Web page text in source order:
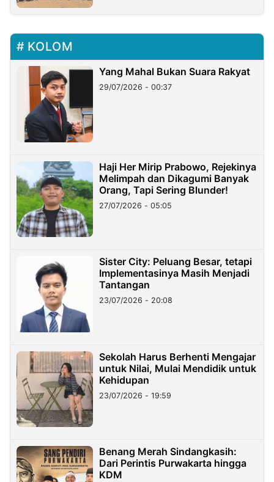
KOLOM
Yang Mahal Bukan Suara Rakyat
29/07/2026 - 00:37
Haji Her Mirip Prabowo, Rejekinya
Melimpah dan Dikagumi Banyak
Orang, Tapi Sering Blunder!
27/07/2026 - 05:05
Sister City: Peluang Besar, tetapi
Implementasinya Masih Menjadi
Tantangan
23/07/2026 - 20:08
Sekolah Harus Berhenti Mengajar
untuk Nilai, Mulai Mendidik untuk
Kehidupan
23/07/2026 - 19:59
Benang Merah Sindangkasih:
Dari Perintis Purwakarta hingga
KDM